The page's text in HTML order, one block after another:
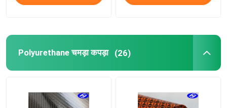
समग्र कपड़े
Polyurethane चमड़ा कपड़ा (26)